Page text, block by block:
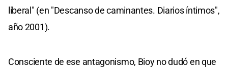
liberal" (en "Descanso de caminantes. Diarios íntimos",
año 2001).
Consciente de ese antagonismo, Bioy no dudó en que